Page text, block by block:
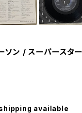
ソン / スーパースター
available